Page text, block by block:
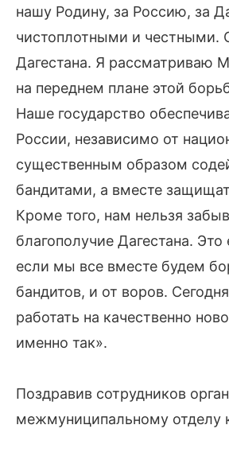
нашу Родину, за Россию, за
чистоплотными и честными.
Дагестана. Я
на переднем плане этой
Наше государство
России, независимо от
существенным образом
бандитами, а вместе
Кроме того, нам нельзя
благополучие Дагестана.
если мы все вместе будем
бандитов, и от воров.
работать на качественно
именно так».
Поздравив сотрудников
межмуниципальному отделу